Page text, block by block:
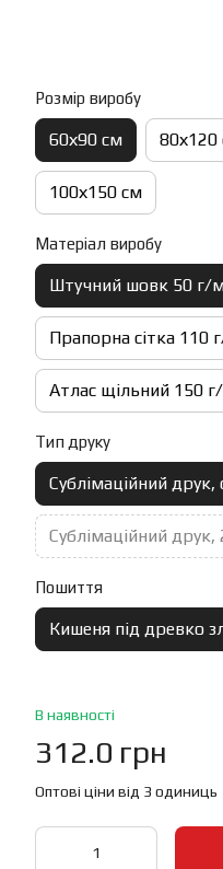
Розмір виробу
60х90 см 80х120
100х150 см
Матеріал виробу
Штучний шовк 50 г/
Прапорна сітка 110
Атлас щільний 150
Тип друку
Сублімаційний друк,
Сублімаційний друк,
Пошиття
Кишеня під древко
В наявності
312.0 грн
Оптові ціни від 3 одиниць